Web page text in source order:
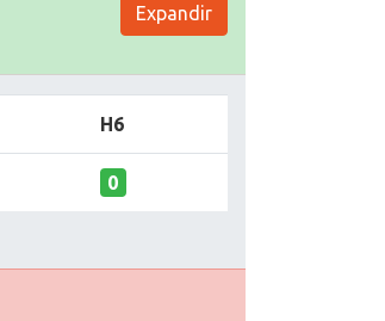
Expandir
H6
0